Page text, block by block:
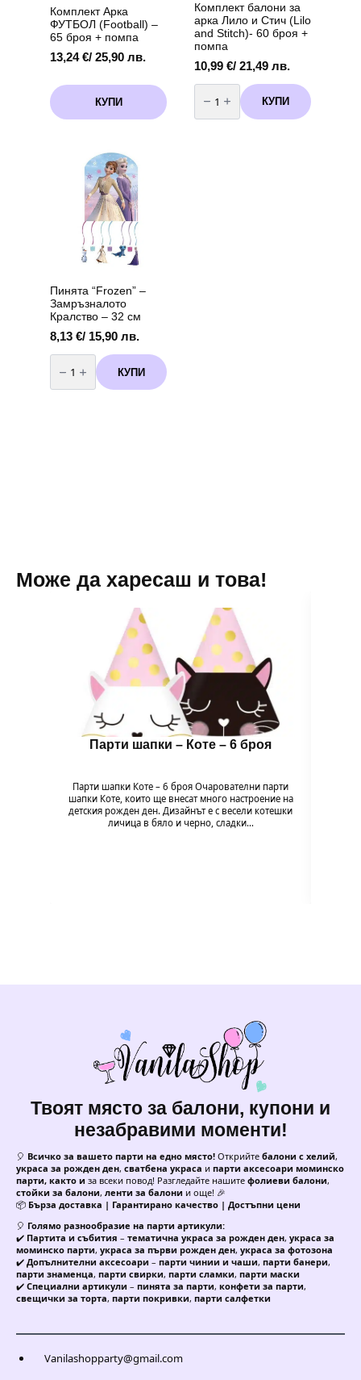
Комплект Арка
ФУТБОЛ (Football) –
65 броя + помпа
13,24€/ 25,90 лв.
КУПИ
Комплект балони за
арка Лило и Стич (Lilo
and Stitch)- 60 броя +
помпа
10,99 €/ 21,49 лв.
количество
за
Комплект
балони
КУПИ
Пинята “Frozen” –
Замръзналото
Кралство – 32 см
8,13 €/ 15,90 лв.
количество
за
Пинята
“Frozen”
КУПИ
Може да харесаш и това!
Парти шапки – Коте – 6 броя
Парти шапки Коте – 6 броя Очарователни парти
шапки Коте, които ще внесат много настроение на
детския рожден ден. Дизайнът е с весели котешки
личица в бяло и черно, сладки…
Твоят място за балони, купони и
незабравими моменти!
🎈 Всичко за вашето парти на едно място! Открийте балони с хелий,
украса за рожден ден, сватбена украса и парти аксесоари моминско
парти, както и за всеки повод! Разгледайте нашите фолиеви балони,
стойки за балони, ленти за балони и още! 🎉
📦 Бърза доставка | Гарантирано качество | Достъпни цени
🎈 Голямо разнообразие на парти артикули:
✔️ Партита и събития – тематична украса за рожден ден, украса за
моминско парти, украса за първи рожден ден, украса за фотозона
✔️ Допълнителни аксесоари – парти чинии и чаши, парти банери,
парти знаменца, парти свирки, парти сламки, парти маски
✔️ Специални артикули – пинята за парти, конфети за парти,
свещички за торта, парти покривки, парти салфетки
Vanilashopparty@gmail.com